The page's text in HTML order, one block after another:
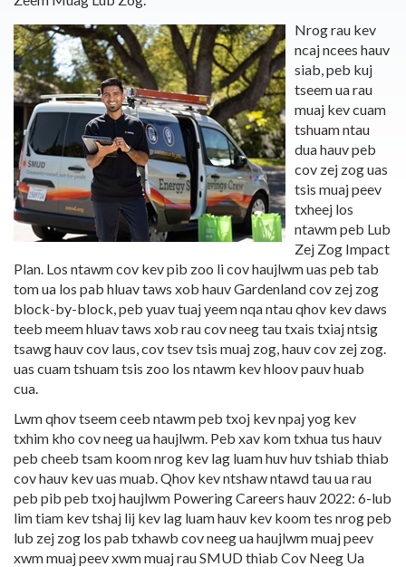
Nrog rau kev
ncaj ncees hauv
siab, peb kuj
tseem ua rau
muaj kev cuam
tshuam ntau
dua hauv peb
cov zej zog uas
tsis muaj peev
txheej los
ntawm peb Lub
Zej Zog Impact
Plan. Los ntawm cov kev pib zoo li cov haujlwm uas peb tab
tom ua los pab hluav taws xob hauv Gardenland cov zej zog
block-by-block, peb yuav tuaj yeem nqa ntau qhov kev daws
teeb meem hluav taws xob rau cov neeg tau txais txiaj ntsig
tsawg hauv cov laus, cov tsev tsis muaj zog, hauv cov zej zog.
uas cuam tshuam tsis zoo los ntawm kev hloov pauv huab
cua.
Lwm qhov tseem ceeb ntawm peb txoj kev npaj yog kev
txhim kho cov neeg ua haujlwm. Peb xav kom txhua tus hauv
peb cheeb tsam koom nrog kev lag luam huv huv tshiab thiab
cov hauv kev uas muab. Qhov kev ntshaw ntawd tau ua rau
peb pib peb txoj haujlwm Powering Careers hauv 2022: 6-lub
lim tiam kev tshaj lij kev lag luam hauv kev koom tes nrog peb
lub zej zog los pab txhawb cov neeg ua haujlwm muaj peev
xwm muaj peev xwm muaj rau SMUD thiab Cov Neeg Ua